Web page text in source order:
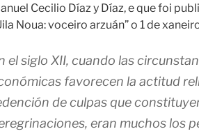
Cecilio Díaz y Díaz, e que foi
Noua: voceiro arzuán” o 1 de
el siglo XII, cuando las
favorecen la actitud
de culpas que
eran muchos los